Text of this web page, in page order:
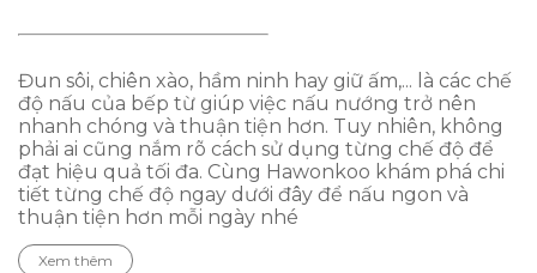
Đun sôi, chiên xào, hầm ninh hay giữ ấm,... là các chế
độ nấu của bếp từ giúp việc nấu nướng trở nên
nhanh chóng và thuận tiện hơn. Tuy nhiên, không
phải ai cũng nắm rõ cách sử dụng từng chế độ để
đạt hiệu quả tối đa. Cùng Hawonkoo khám phá chi
tiết từng chế độ ngay dưới đây để nấu ngon và
thuận tiện hơn mỗi ngày nhé
Xem thêm